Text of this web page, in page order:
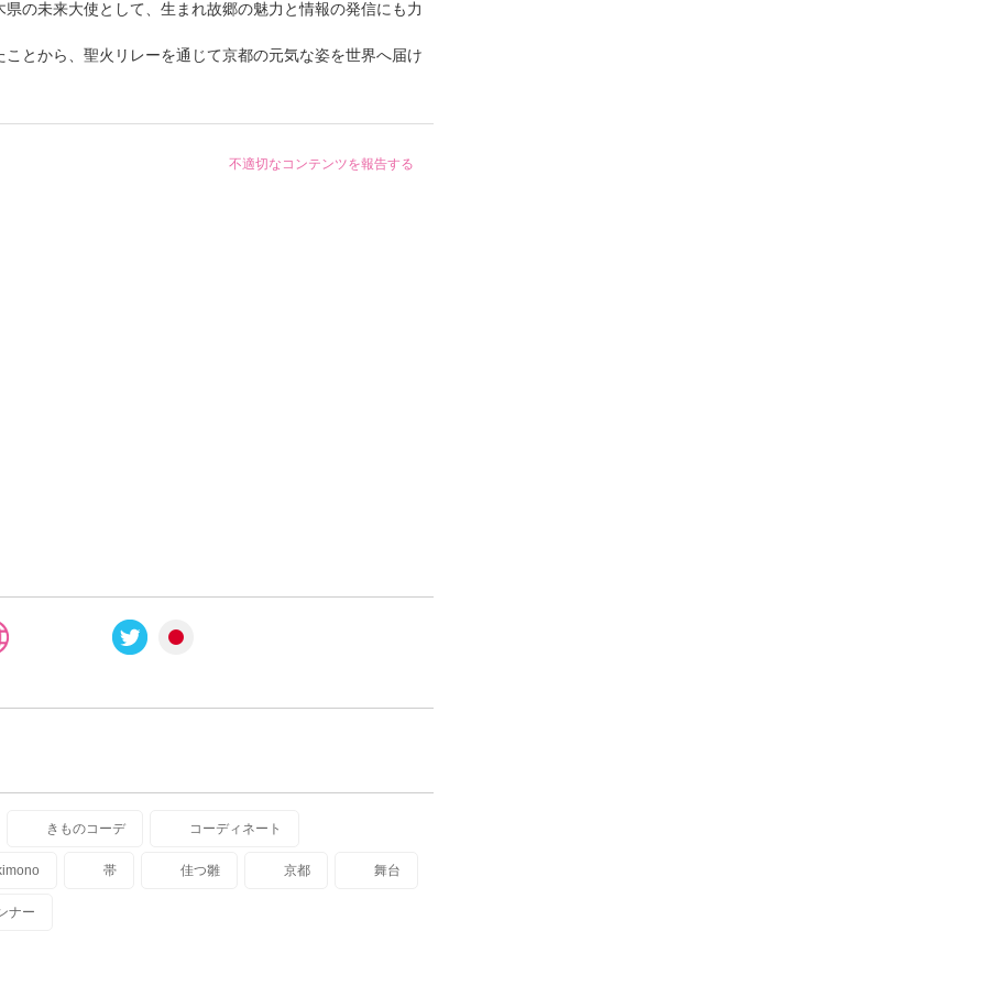
の未来大使として、生まれ故郷の魅力と情報の発信にも力
とから、聖火リレーを通じて京都の元気な姿を世界へ届け
不適切なコンテンツを報告する
きものコーデ コーディネート
帯 佳つ雛 京都 舞台
ナー